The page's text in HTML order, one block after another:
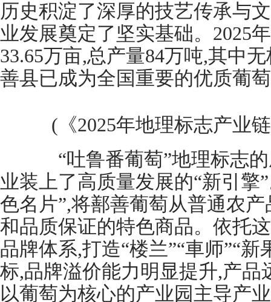
历史积淀了深厚的技艺传承与
业发展奠定了坚实基础。2025
33.65万亩,总产量84万吨,其中
善县已成为全国重要的优质葡
(《2025年地理标志产业
“吐鲁番葡萄”地理标志的
业装上了高质量发展的“新引擎
色名片”,将鄯善葡萄从普通农
和品质保证的特色商品。依托
品牌体系,打造“楼兰”“車师”“
标,品牌溢价能力明显提升,产品
以葡萄为核心的产业园主导产